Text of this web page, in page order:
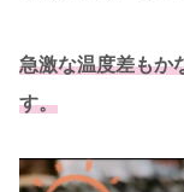
急激な温度差もか
す。